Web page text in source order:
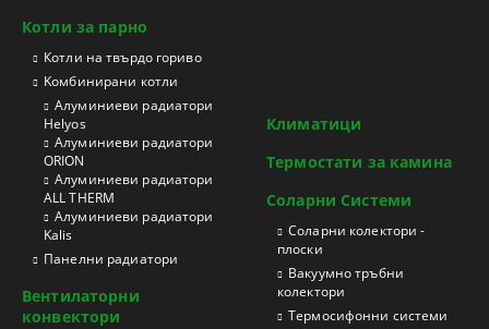
Котли за парно
Котли на твърдо гориво
Kомбинирани котли
Aлуминиеви радиатори
Helyos
Aлуминиеви радиатори
ORION
Aлуминиеви радиатори
ALL THERM
Aлуминиеви радиатори
Kalis
Панелни радиатори
Вентилаторни
конвектори
Климатици
Термостати за камина
Соларни Системи
Соларни колектори -
плоски
Вакуумно тръбни
колектори
Термосифонни системи